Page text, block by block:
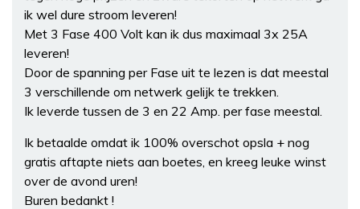
ik wel dure stroom leveren!
Met 3 Fase 400 Volt kan ik dus maximaal 3x 25A
leveren!
Door de spanning per Fase uit te lezen is dat meestal
3 verschillende om netwerk gelijk te trekken.
Ik leverde tussen de 3 en 22 Amp. per fase meestal.
Ik betaalde omdat ik 100% overschot opsla + nog
gratis aftapte niets aan boetes, en kreeg leuke winst
over de avond uren!
Buren bedankt !